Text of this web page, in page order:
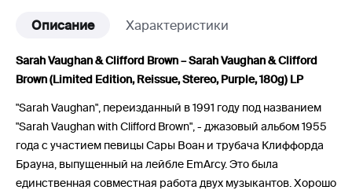
Описание Характеристики
Sarah Vaughan & Clifford Brown – Sarah Vaughan & Clifford
Brown (Limited Edition, Reissue, Stereo, Purple, 180g) LP
"Sarah Vaughan", переизданный в 1991 году под названием
"Sarah Vaughan with Clifford Brown", - джазовый альбом 1955
года с участием певицы Сары Воан и трубача Клиффорда
Брауна, выпущенный на лейбле EmArcy. Это была
единственная совместная работа двух музыкантов. Хорошо